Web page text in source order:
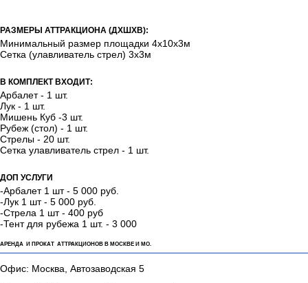
РАЗМЕРЫ АТТРАКЦИОНА (ДХШХВ):
Минимальный размер площадки 4х10х3м
Сетка (улавливатель стрел) 3х3м
В КОМПЛЕКТ ВХОДИТ:
Арбалет - 1 шт.
Лук - 1 шт.
Мишень Куб -3 шт.
Рубеж (стол) - 1 шт.
Стрелы - 20 шт.
​​​​​​​Сетка улавливатель стрел - 1 шт.
ДОП УСЛУГИ
-Арбалет 1 шт - 5 000 руб.
-Лук 1 шт - 5 000 руб.
-Стрела 1 шт - 400 руб
-Тент для рубежа 1 шт. - 3 000
АРЕНДА И ПРОКАТ АТТРАКЦИОНОВ В МОСКВЕ И МО.
Офис: Москва, Автозаводская 5